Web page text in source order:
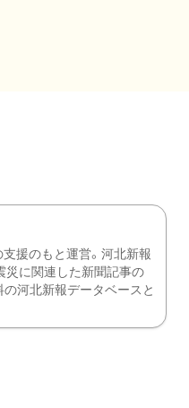
援のもと運営。河北新報
災に関連した新聞記事の
の河北新報データベースと